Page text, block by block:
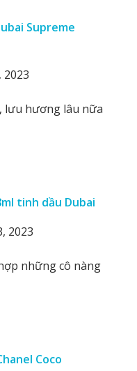
Supreme
2023
lưu hương lâu nữa
tinh dầu Dubai
2023
những cô nàng
Coco